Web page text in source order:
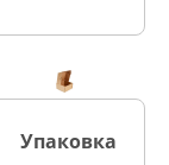
Упаковка